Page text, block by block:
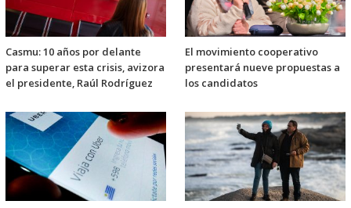
Casmu: 10 años por delante
para superar esta crisis, avizora
el presidente, Raúl Rodríguez
El movimiento cooperativo
presentará nueve propuestas a
los candidatos